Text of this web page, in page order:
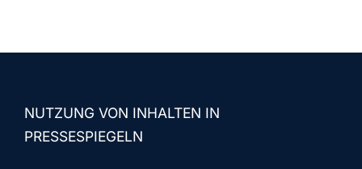
NUTZUNG VON INHALTEN IN
PRESSESPIEGELN